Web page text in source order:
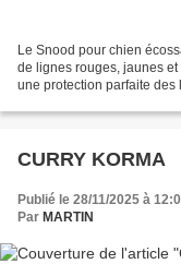
Le Snood pour chien
de lignes rouges, jaunes
une protection parfaite
CURRY KORMA
Publié le 28/11/2025 à
Par MARTIN